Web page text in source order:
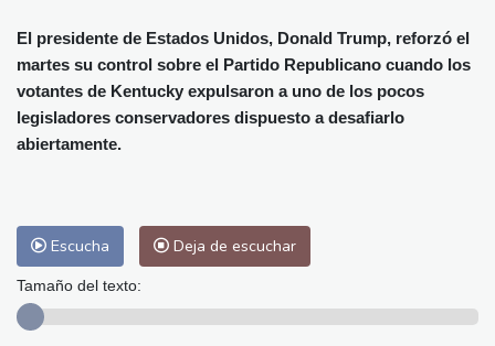
Málaga
34 °C Murcia
35 °C
Las Palmas de Gran Canaria
26 °C
Ibiza
31 °C Buenos Aires
12 °C
Caracas
28 °C Managua
28 °C
El presidente de Estados Unidos, Donald Trump, reforzó el
martes su control sobre el Partido Republicano cuando los
votantes de Kentucky expulsaron a uno de los pocos
legisladores conservadores dispuesto a desafiarlo
abiertamente.
Escucha Deja de escuchar
Tamaño del texto: